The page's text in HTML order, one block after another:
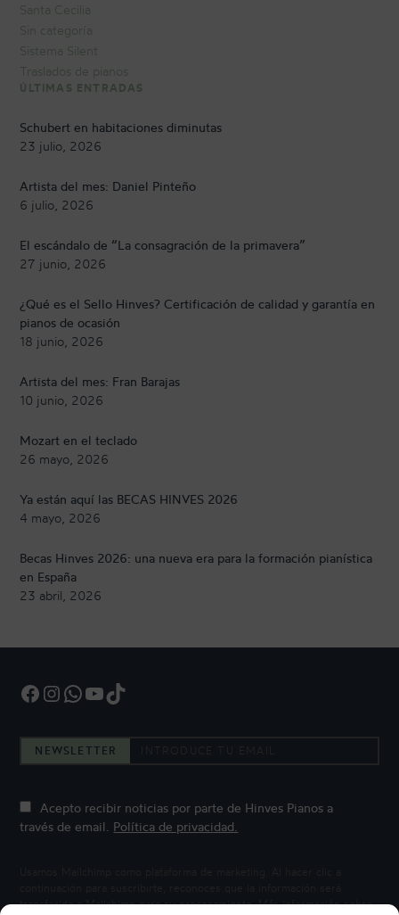
Santa Cecilia
Sin categoría
Sistema Silent
Traslados de pianos
ÚLTIMAS ENTRADAS
Schubert en habitaciones diminutas
23 julio, 2026
Artista del mes: Daniel Pinteño
6 julio, 2026
El escándalo de “La consagración de la primavera”
27 junio, 2026
¿Qué es el Sello Hinves? Certificación de calidad y garantía en
pianos de ocasión
18 junio, 2026
Artista del mes: Fran Barajas
10 junio, 2026
Mozart en el teclado
26 mayo, 2026
Ya están aquí las BECAS HINVES 2026
4 mayo, 2026
Becas Hinves 2026: una nueva era para la formación pianística
en España
23 abril, 2026
Facebook InstagramWhatsApp YouTube TikTok
NEWSLETTER
Acepto recibir noticias por parte de Hinves Pianos a
través de email. Política de privacidad.
transferida a Mailchimp para su procesamiento.Más información sobre